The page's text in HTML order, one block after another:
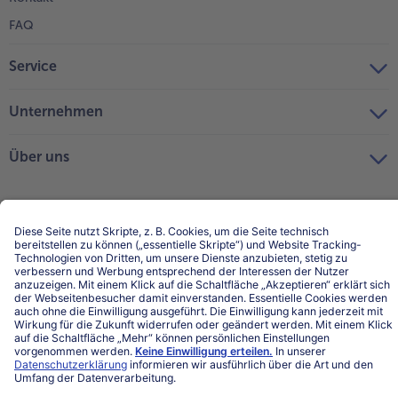
FAQ
Service
Unternehmen
Über uns
Land / Sprache wählen